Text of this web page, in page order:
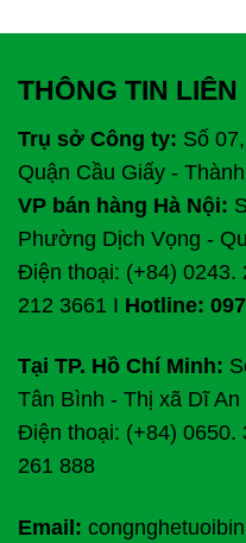
THÔNG TIN LIÊN
Trụ sở Công ty: Số
Quận Cầu Giấy -
VP bán hàng Hà Nội:
Phường Dịch Vọng -
Điện thoại: (+84) 0243.
212 3661 I Hotline:
Tại TP. Hồ Chí Minh:
Tân Bình - Thị xã Dĩ
Điện thoại: (+84) 0650.
261 888
Email: